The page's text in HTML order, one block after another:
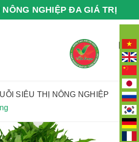
NÔNG NGHIỆP ĐA GIÁ TRỊ
0
SIÊU THỊ NÔNG NGHIỆP